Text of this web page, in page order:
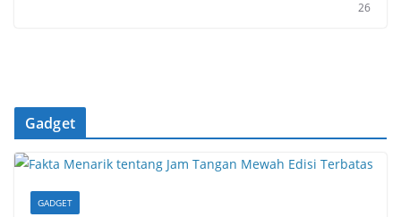
26
Gadget
GADGET